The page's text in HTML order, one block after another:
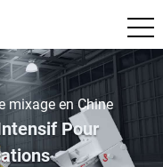
mixage en Chine
Pour